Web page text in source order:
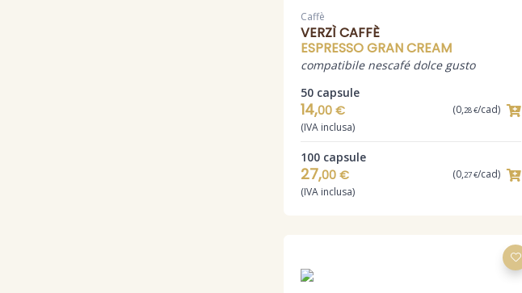
Caffè
VERZÌ CAFFÈ
ESPRESSO GRAN CREAM
compatibile nescafé dolce gusto
50 capsule
14,00 € (0,28 €/cad)
(IVA inclusa)
100 capsule
27,00 € (0,27 €/cad)
(IVA inclusa)